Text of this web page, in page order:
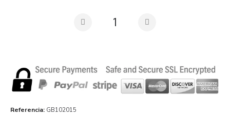
Referencia GB102015